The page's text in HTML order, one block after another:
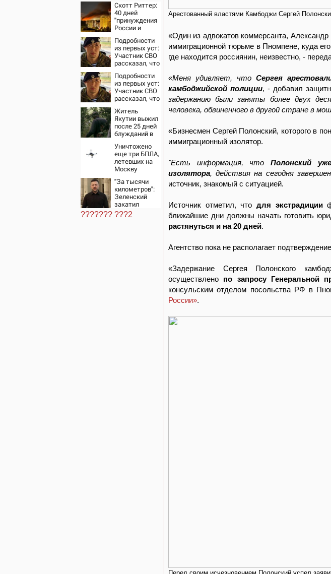
Скотт Риттер:
40 дней
"принуждения
России и
приблизили
крах режима
Зеленского
Подробности
из первых уст:
Участник СВО
рассказал, что
схватке с
медведем
Подробности
из первых уст:
Участник СВО
рассказал, что
схватке с
медведем
Житель
Якутии выжил
после 25 дней
блужданий в
Уничтожено
еще три БПЛА,
летевших на
Москву
"За тысячи
километров":
Зеленский
закатил
истерику
Западу после
??????? ???2
Арестованный властями Камбоджи Сергей
«Один из адвокатов коммерсанта, Александр
иммиграционной тюрьме в Пномпене, куда
где находится россиянин, неизвестно, -
«Меня удивляет, чтоСергея
камбоджийской полиции, - добавил
задержанию были заняты более двух
человека, обвиненного в другой стране в
«Бизнесмен Сергей Полонский, которого в
иммиграционный изолятор.
"Есть информация, что Полонский
изолятора, действия на сегодня
источник, знакомый с ситуацией.
Источник отметил, что для экстрадиции
ближайшие дни должны начать готовить
растянуться и на 20 дней.
Агентство пока не располагает
«Задержание Сергея Полонского
осуществлено по запросу Генеральной
консульским отделом посольства РФ в
России».